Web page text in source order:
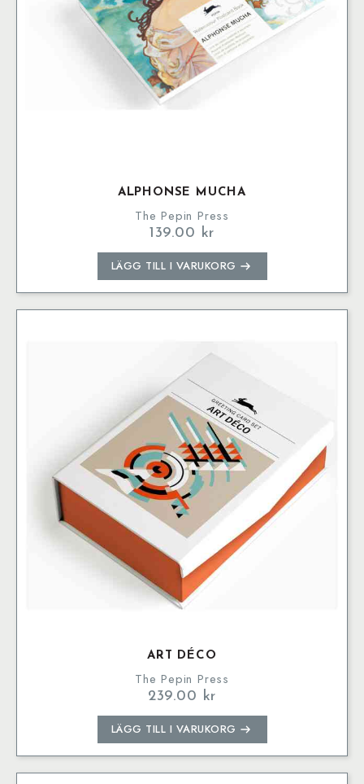
ALPHONSE MUCHA
The Pepin Press
139.00 kr
LÄGG TILL I VARUKORG
ART DÉCO
The Pepin Press
239.00 kr
LÄGG TILL I VARUKORG